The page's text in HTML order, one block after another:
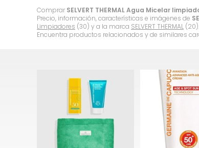
Comprar SELVERT THERMAL Agua Micelar
Precio, información, características e imágenes de
Limpiadores (30) y a la marca SELVERT THERMAL (20).
Encuentra productos relacionados y de similares